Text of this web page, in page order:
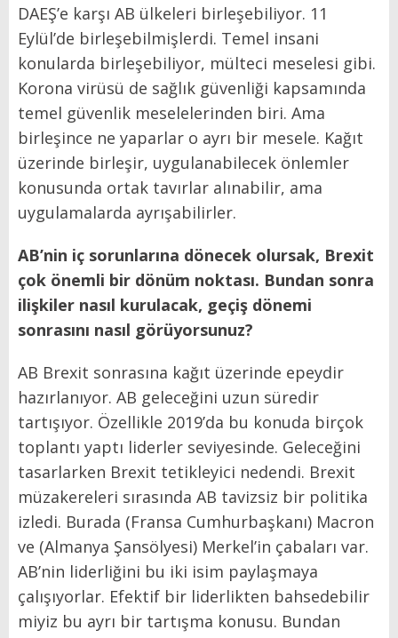
DAEŞ’e karşı AB ülkeleri birleşebiliyor. 11
Eylül’de birleşebilmişlerdi. Temel insani
konularda birleşebiliyor, mülteci meselesi gibi.
Korona virüsü de sağlık güvenliği kapsamında
temel güvenlik meselelerinden biri. Ama
birleşince ne yaparlar o ayrı bir mesele. Kağıt
üzerinde birleşir, uygulanabilecek önlemler
konusunda ortak tavırlar alınabilir, ama
uygulamalarda ayrışabilirler.
AB’nin iç sorunlarına dönecek olursak, Brexit
çok önemli bir dönüm noktası. Bundan sonra
ilişkiler nasıl kurulacak, geçiş dönemi
sonrasını nasıl görüyorsunuz?
AB Brexit sonrasına kağıt üzerinde epeydir
hazırlanıyor. AB geleceğini uzun süredir
tartışıyor. Özellikle 2019’da bu konuda birçok
toplantı yaptı liderler seviyesinde. Geleceğini
tasarlarken Brexit tetikleyici nedendi. Brexit
müzakereleri sırasında AB tavizsiz bir politika
izledi. Burada (Fransa Cumhurbaşkanı) Macron
ve (Almanya Şansölyesi) Merkel’in çabaları var.
AB’nin liderliğini bu iki isim paylaşmaya
çalışıyorlar. Efektif bir liderlikten bahsedebilir
miyiz bu ayrı bir tartışma konusu. Bundan